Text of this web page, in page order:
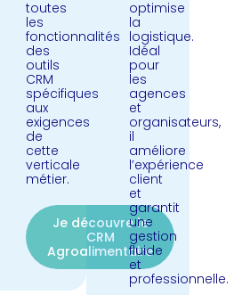
toutes
les
fonctionnalités
des
outils
CRM
spécifiques
aux
exigences
de
cette
verticale
métier.
Je découvre le
CRM
Agroalimentaire
optimise
la
logistique.
Idéal
pour
les
agences
et
organisateurs,
il
améliore
l’expérience
client
et
garantit
une
gestion
fluide
et
professionnelle.